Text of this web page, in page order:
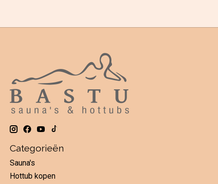
Categorieën
Sauna's
Hottub kopen